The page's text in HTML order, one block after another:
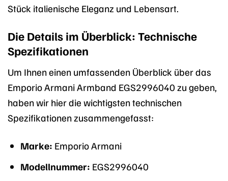
Stück italienische Eleganz und Lebensart.
Die Details im Überblick: Technische
Spezifikationen
Um Ihnen einen umfassenden Überblick über das
Emporio Armani Armband EGS2996040 zu geben,
haben wir hier die wichtigsten technischen
Spezifikationen zusammengefasst:
Marke: Emporio Armani
Modellnummer: EGS2996040